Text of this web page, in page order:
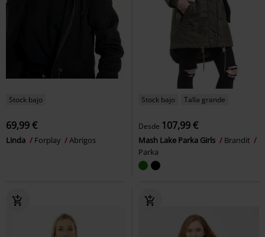
Stock bajo
69,99 €
Linda Forplay Abrigos
Stock bajo Talla grande
Desde 107,99 €
Mash Lake Parka Girls
Brandit
Parka